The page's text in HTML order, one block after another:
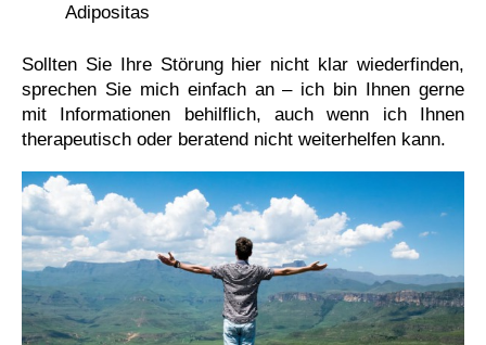
Adipositas
Sollten Sie Ihre Störung hier nicht klar wiederfinden,
sprechen Sie mich einfach an – ich bin Ihnen gerne
mit Informationen behilflich, auch wenn ich Ihnen
therapeutisch oder beratend nicht weiterhelfen kann.